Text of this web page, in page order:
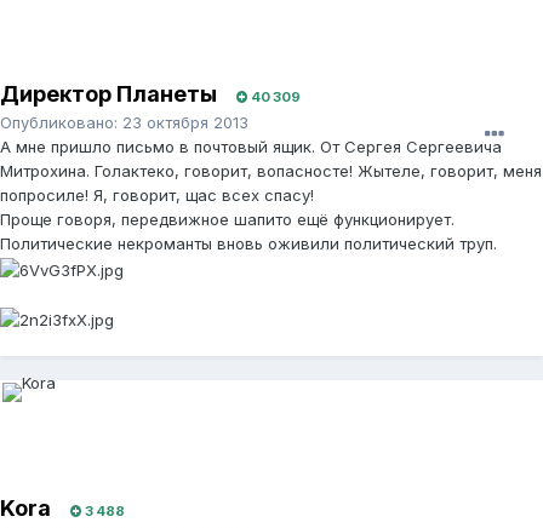
Директор Планеты 40 309
Опубликовано: 23 октября 2013
А мне пришло письмо в почтовый ящик. От Сергея Сергеевича
Митрохина. Голактеко, говорит, вопасносте! Жытеле, говорит, меня
попросиле! Я, говорит, щас всех спасу!
Проще говоря, передвижное шапито ещё функционирует.
Политические некроманты вновь оживили политический труп.
Kora 3 488